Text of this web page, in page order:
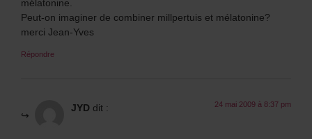
Peut-on imaginer de combiner millpertuis et mélatonine?
merci Jean-Yves
Répondre
JYD dit : 24 mai 2009 à 8:37 pm